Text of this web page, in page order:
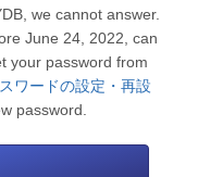
we cannot answer.
June 24, 2022, can
your password from
ワードの設定・再設
password.